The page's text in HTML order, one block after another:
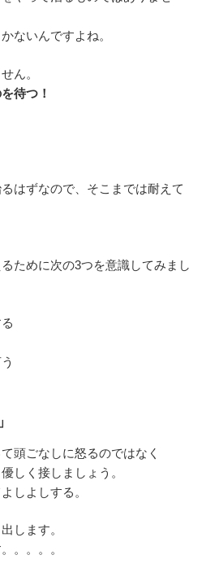
ないんですよね。
ん。
待つ！
はずなので、そこまでは耐えて
ために次の3つを意識してみまし
頭ごなしに怒るのではなく
しく接しましょう。
しよしする。
します。
。。。。